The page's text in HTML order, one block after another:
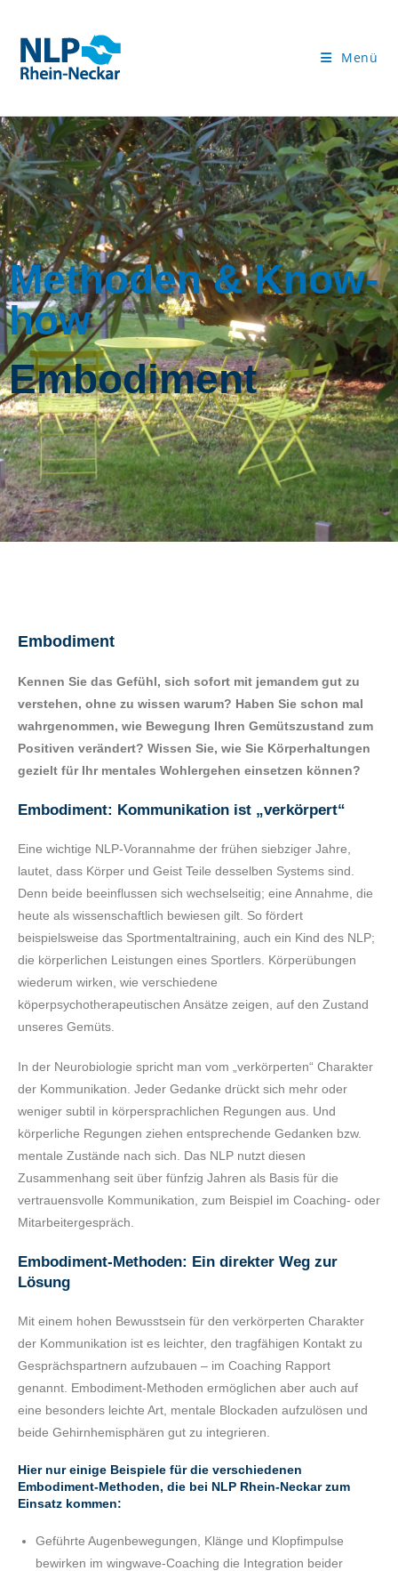
Menü
Methoden & Know-
how
Embodiment
Embodiment
Kennen Sie das Gefühl, sich sofort mit jemandem gut zu
verstehen, ohne zu wissen warum? Haben Sie schon mal
wahrgenommen, wie Bewegung Ihren Gemütszustand zum
Positiven verändert? Wissen Sie, wie Sie Körperhaltungen
gezielt für Ihr mentales Wohlergehen einsetzen können?
Embodiment: Kommunikation ist „verkörpert“
Eine wichtige NLP-Vorannahme der frühen siebziger Jahre,
lautet, dass Körper und Geist Teile desselben Systems sind.
Denn beide beeinflussen sich wechselseitig; eine Annahme, die
heute als wissenschaftlich bewiesen gilt. So fördert
beispielsweise das Sportmentaltraining, auch ein Kind des NLP;
die körperlichen Leistungen eines Sportlers. Körperübungen
wiederum wirken, wie verschiedene
köperpsychotherapeutischen Ansätze zeigen, auf den Zustand
unseres Gemüts.
In der Neurobiologie spricht man vom „verkörperten“ Charakter
der Kommunikation. Jeder Gedanke drückt sich mehr oder
weniger subtil in körpersprachlichen Regungen aus. Und
körperliche Regungen ziehen entsprechende Gedanken bzw.
mentale Zustände nach sich. Das NLP nutzt diesen
Zusammenhang seit über fünfzig Jahren als Basis für die
vertrauensvolle Kommunikation, zum Beispiel im Coaching- oder
Mitarbeitergespräch.
Embodiment-Methoden: Ein direkter Weg zur
Lösung
Mit einem hohen Bewusstsein für den verkörperten Charakter
der Kommunikation ist es leichter, den tragfähigen Kontakt zu
Gesprächspartnern aufzubauen – im Coaching Rapport
genannt. Embodiment-Methoden ermöglichen aber auch auf
eine besonders leichte Art, mentale Blockaden aufzulösen und
beide Gehirnhemisphären gut zu integrieren.
Hier nur einige Beispiele für die verschiedenen
Embodiment-Methoden, die bei NLP Rhein-Neckar zum
Einsatz kommen:
Geführte Augenbewegungen, Klänge und Klopfimpulse
bewirken im wingwave-Coaching die Integration beider